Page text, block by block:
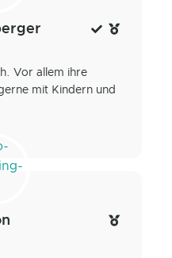
Vor allem ihre
mit Kindern und